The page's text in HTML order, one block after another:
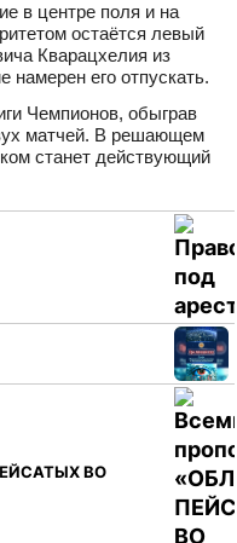
в центре поля и на
остаётся левый
Кварацхелия из
его отпускать.
Чемпионов, обыграв
матчей. В решающем
станет действующий
ВО